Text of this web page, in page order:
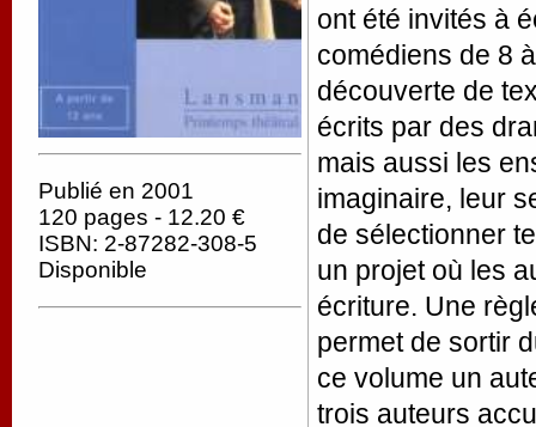
Publié en 2001
120 pages - 12.20 €
ISBN: 2-87282-308-5
Disponible
ont été invités à
comédiens de 8
découverte de
écrits par des
mais aussi les
imaginaire, leur
de sélectionner
un projet où les
écriture. Une
permet de sortir
ce volume un
trois auteurs